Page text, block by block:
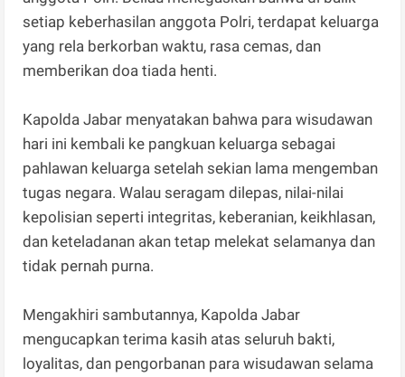
setiap keberhasilan anggota Polri, terdapat keluarga
yang rela berkorban waktu, rasa cemas, dan
memberikan doa tiada henti.
Kapolda Jabar menyatakan bahwa para wisudawan
hari ini kembali ke pangkuan keluarga sebagai
pahlawan keluarga setelah sekian lama mengemban
tugas negara. Walau seragam dilepas, nilai-nilai
kepolisian seperti integritas, keberanian, keikhlasan,
dan keteladanan akan tetap melekat selamanya dan
tidak pernah purna.
Mengakhiri sambutannya, Kapolda Jabar
mengucapkan terima kasih atas seluruh bakti,
loyalitas, dan pengorbanan para wisudawan selama